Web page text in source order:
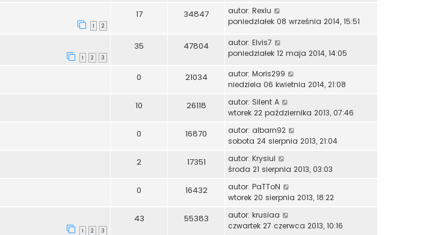
1 2
17 34847 autor: Rexlu
poniedziałek 08 września 2014, 15:51
1 2 3
35 47804 autor: Elvis7
poniedziałek 12 maja 2014, 14:05
0 21034 autor: Moris299
niedziela 06 kwietnia 2014, 21:08
10 26118 autor: Silent A
wtorek 22 października 2013, 07:46
0 16870 autor: albarn92
sobota 24 sierpnia 2013, 21:04
2 17351 autor: Krysiul
środa 21 sierpnia 2013, 03:03
0 16432 autor: PaTToN
wtorek 20 sierpnia 2013, 18:22
1 2 3
43 55383 autor: krusiaa
czwartek 27 czerwca 2013, 10:16